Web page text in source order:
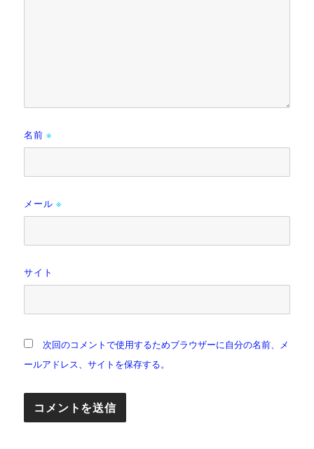
名前※
メール※
サイト
次回のコメントで使用するためブラウザーに自分の名前、メ
ールアドレス、サイトを保存する。